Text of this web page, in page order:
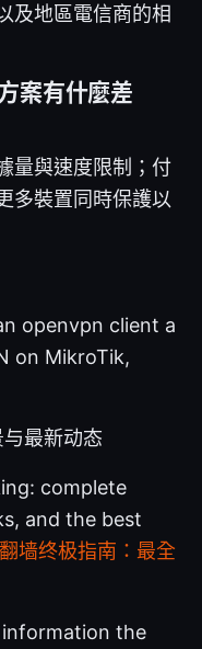
及地區電信商的相
案有什麼差
量與速度限制；付
多裝置同時保護以
openvpn client a
on MikroTik,
最新动态
complete
and the best
墙终极指南：最全
the